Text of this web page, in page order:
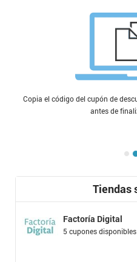
Copia el código del cupón de
antes de
Tiendas
Factoría Digital
5 cupones disponibles